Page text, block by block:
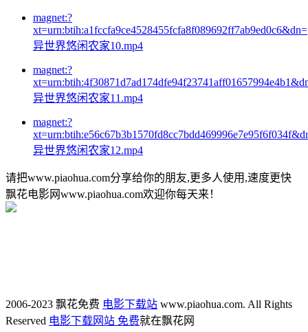
magnet:?
xt=urn:btih:a1fccfa9ce4528455fcfa8f089692ff7ab9ed0c6&dn=
异世界悠闲农家10.mp4
magnet:?
异世界悠闲农家11.mp4
magnet:?
异世界悠闲农家12.mp4
请把www.piaohua.com分享给你的朋友,更多人使用,速度更快
飘花电影网www.piaohua.com欢迎你每天来！
2006-2023 飘花免费 电影下载站 www.piaohua.com. All Rights
Reserved 电影下载网站 免费就在飘花网